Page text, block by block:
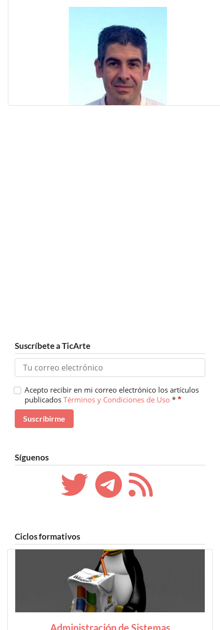
Suscríbete a TicArte
Acepto recibir en mi correo electrónico los artículos
publicados Términos y Condiciones de Uso *
Síguenos
Ciclos formativos